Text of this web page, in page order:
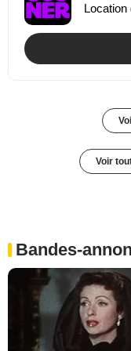
Location
Voir
Bandes-